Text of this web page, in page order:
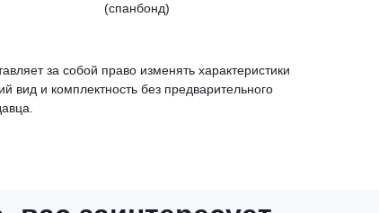
(спанбонд)
за собой право изменять характеристики
вид и комплектность без предварительного